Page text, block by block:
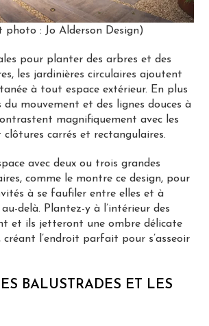
photo : Jo Alderson Design)
pour planter des arbres et des
les jardinières circulaires ajoutent
à tout espace extérieur. En plus
du mouvement et des lignes douces à
magnifiquement avec les
clôtures carrés et rectangulaires.
avec deux ou trois grandes
comme le montre ce design, pour
à se faufiler entre elles et à
au-delà. Plantez-y à l’intérieur des
et ils jetteront une ombre délicate
créant l’endroit parfait pour s’asseoir
BALUSTRADES ET LES